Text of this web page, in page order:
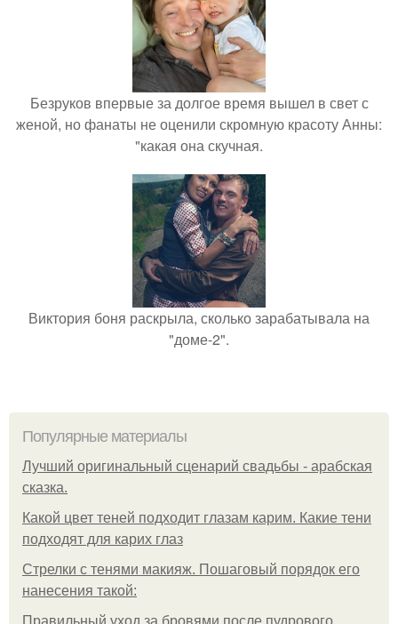
Безруков впервые за долгое время вышел в свет с
женой, но фанаты не оценили скромную красоту Анны:
"какая она скучная.
Виктория боня раскрыла, сколько зарабатывала на
"доме-2".
Популярные материалы
Лучший оригинальный сценарий свадьбы - арабская
сказка.
Какой цвет теней подходит глазам карим. Какие тени
подходят для карих глаз
Стрелки с тенями макияж. Пошаговый порядок его
нанесения такой: